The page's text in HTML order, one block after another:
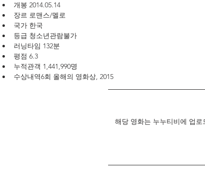
개봉 2014.05.14
장르 로맨스/멜로
국가 한국
등급 청소년관람불가
러닝타임 132분
평점 6.3
누적관객 1,441,990명
수상내역6회 올해의 영화상, 2015
해당 영화는 누누티비에 업로